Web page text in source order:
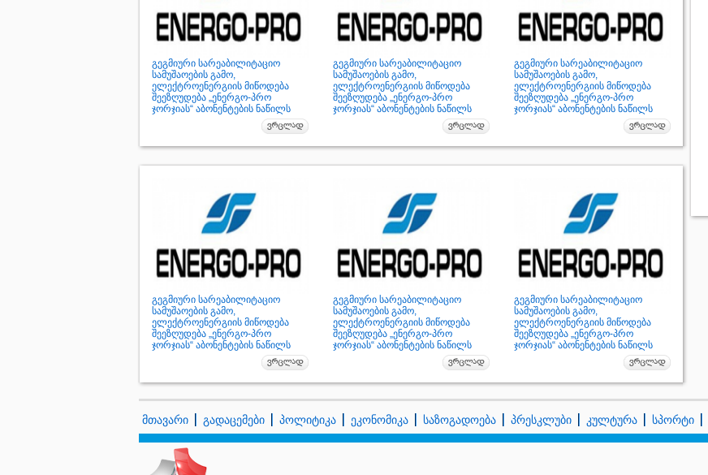
გეგმიური სარეაბილიტაციო
სამუშაოების გამო,
ელექტროენერგიის მიწოდება
შეეზღუდება „ენერგო-პრო
ჯორჯიას“ აბონენტების ნაწილს
გეგმიური სარეაბილიტაციო
სამუშაოების გამო,
ელექტროენერგიის მიწოდება
შეეზღუდება „ენერგო-პრო
ჯორჯიას“ აბონენტების ნაწილს
გეგმიური სარეაბილიტაციო
სამუშაოების გამო,
ელექტროენერგიის მიწოდება
შეეზღუდება „ენერგო-პრო
ჯორჯიას“ აბონენტების ნაწილს
გეგმიური სარეაბილიტაციო
სამუშაოების გამო,
ელექტროენერგიის მიწოდება
შეეზღუდება „ენერგო-პრო
ჯორჯიას“ აბონენტების ნაწილს
გეგმიური სარეაბილიტაციო
სამუშაოების გამო,
ელექტროენერგიის მიწოდება
შეეზღუდება „ენერგო-პრო
ჯორჯიას“ აბონენტების ნაწილს
გეგმიური სარეაბილიტაციო
სამუშაოების გამო,
ელექტროენერგიის მიწოდება
შეეზღუდება „ენერგო-პრო
ჯორჯიას“ აბონენტების ნაწილს
მთავარი გადაცემები პოლიტიკა ეკონომიკა საზოგადოება პრესკლუბი კულტურა სპორტი